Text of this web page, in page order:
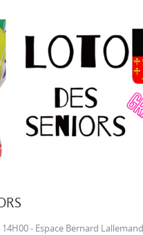
- Espace Bernard Lallemand